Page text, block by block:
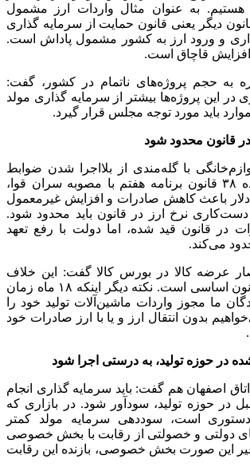
هستیم. به عنوان مثال واردات ارز مشمول
دیگر یعنی قانون حمایت از سرمایه گذاری
و ورود ارز به کشور مشمول پاداش است.
افزایش قاچاق است.
به حجم پروژه‌های ناتمام در کشور، گفت:
در این پروژه‌ها بیشتر از سرمایه گذاری مولد
باید مورد توجه مجلس قرار گیرد.
قانون محدود شود
لوازم‌خانگی با گله‌مندی از بلااجرا شدن ضوابط
قیمت‌گذاری در ماده ۳۸ قانون برنامه هفتم با مصوبه سران قوا،
باعث کاهش صادرات و افزایش غیرمعمول
نرخ ارز در قانون باید محدود شود.
در قانون قید شده، اما دولت با رفع تعهد
می‌کند.
عرضه کالا در بورس کالا گفت: این خلاف
قانون و اصل ۴۴ قانون اساسی است. نکته دیگر اینکه ۱۸ ماه زمان
ما مجوز واردات ماشین‌آلات تولید خود را
بدون انتقال ارز و یا با ارز صادرات خود
در حوزه تولید، به درستی اجرا شود
اصفهان هم گفت: باید سرمایه گذاری انجام
در حوزه تولید، سودآور شود. در بازاری که
است، سوددهی سرمایه مولد کمتر
دولتی و خصولتی از رقابت با بخش خصوصی
این صورت بخش خصوصی، بازنده این رقابت